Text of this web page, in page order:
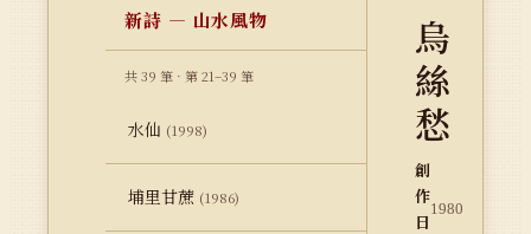
新詩 — 山水風物
共 39 筆 · 第 21–39 筆
水仙 (1998)
埔里甘蔗 (1986)
烏
絲
愁
創
作
日
1980